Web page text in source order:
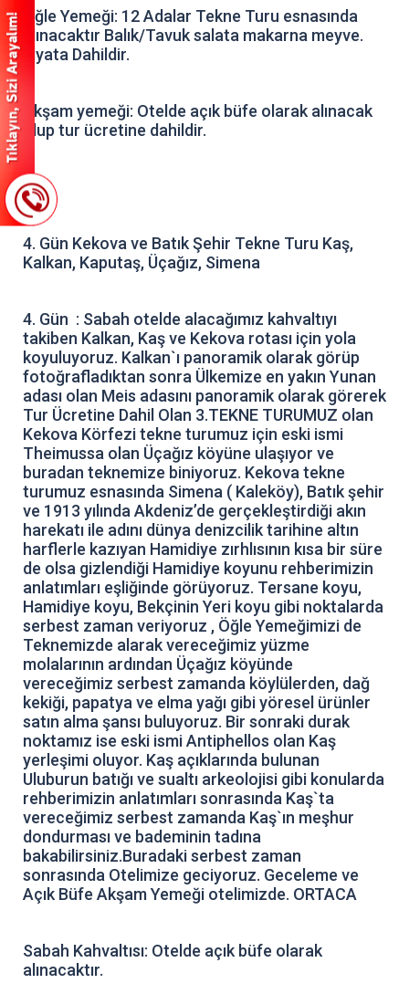
Öğle Yemeği: 12 Adalar Tekne Turu esnasında
alınacaktır Balık/Tavuk salata makarna meyve.
Fiyata Dahildir.
Akşam yemeği: Otelde açık büfe olarak alınacak
olup tur ücretine dahildir.
4. Gün Kekova ve Batık Şehir Tekne Turu Kaş,
Kalkan, Kaputaş, Üçağız, Simena
4. Gün : Sabah otelde alacağımız kahvaltıyı
takiben Kalkan, Kaş ve Kekova rotası için yola
koyuluyoruz. Kalkan`ı panoramik olarak görüp
fotoğrafladıktan sonra Ülkemize en yakın Yunan
adası olan Meis adasını panoramik olarak görerek
Tur Ücretine Dahil Olan 3.TEKNE TURUMUZ olan
Kekova Körfezi tekne turumuz için eski ismi
Theimussa olan Üçağız köyüne ulaşıyor ve
buradan teknemize biniyoruz. Kekova tekne
turumuz esnasında Simena ( Kaleköy), Batık şehir
ve 1913 yılında Akdeniz’de gerçekleştirdiği akın
harekatı ile adını dünya denizcilik tarihine altın
harflerle kazıyan Hamidiye zırhlısının kısa bir süre
de olsa gizlendiği Hamidiye koyunu rehberimizin
anlatımları eşliğinde görüyoruz. Tersane koyu,
Hamidiye koyu, Bekçinin Yeri koyu gibi noktalarda
serbest zaman veriyoruz , Öğle Yemeğimizi de
Teknemizde alarak vereceğimiz yüzme
molalarının ardından Üçağız köyünde
vereceğimiz serbest zamanda köylülerden, dağ
kekiği, papatya ve elma yağı gibi yöresel ürünler
satın alma şansı buluyoruz. Bir sonraki durak
noktamız ise eski ismi Antiphellos olan Kaş
yerleşimi oluyor. Kaş açıklarında bulunan
Uluburun batığı ve sualtı arkeolojisi gibi konularda
rehberimizin anlatımları sonrasında Kaş`ta
vereceğimiz serbest zamanda Kaş`ın meşhur
dondurması ve bademinin tadına
bakabilirsiniz.Buradaki serbest zaman
sonrasında Otelimize geciyoruz. Geceleme ve
Açık Büfe Akşam Yemeği otelimizde. ORTACA
Sabah Kahvaltısı: Otelde açık büfe olarak
alınacaktır.